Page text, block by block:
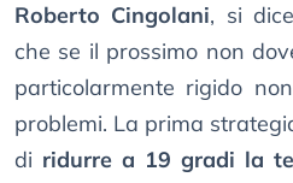
Roberto Cingolani, si
che se il prossimo non
particolarmente rigido
problemi. La prima
di ridurre a 19 gradi la